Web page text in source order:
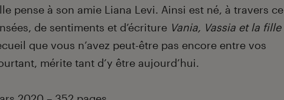
pense à son amie Liana Levi. Ainsi est né, à travers ce
de sentiments et d’écriture Vania, Vassia et la fille
que vous n’avez peut-être pas encore entre vos
mérite tant d’y être aujourd’hui.